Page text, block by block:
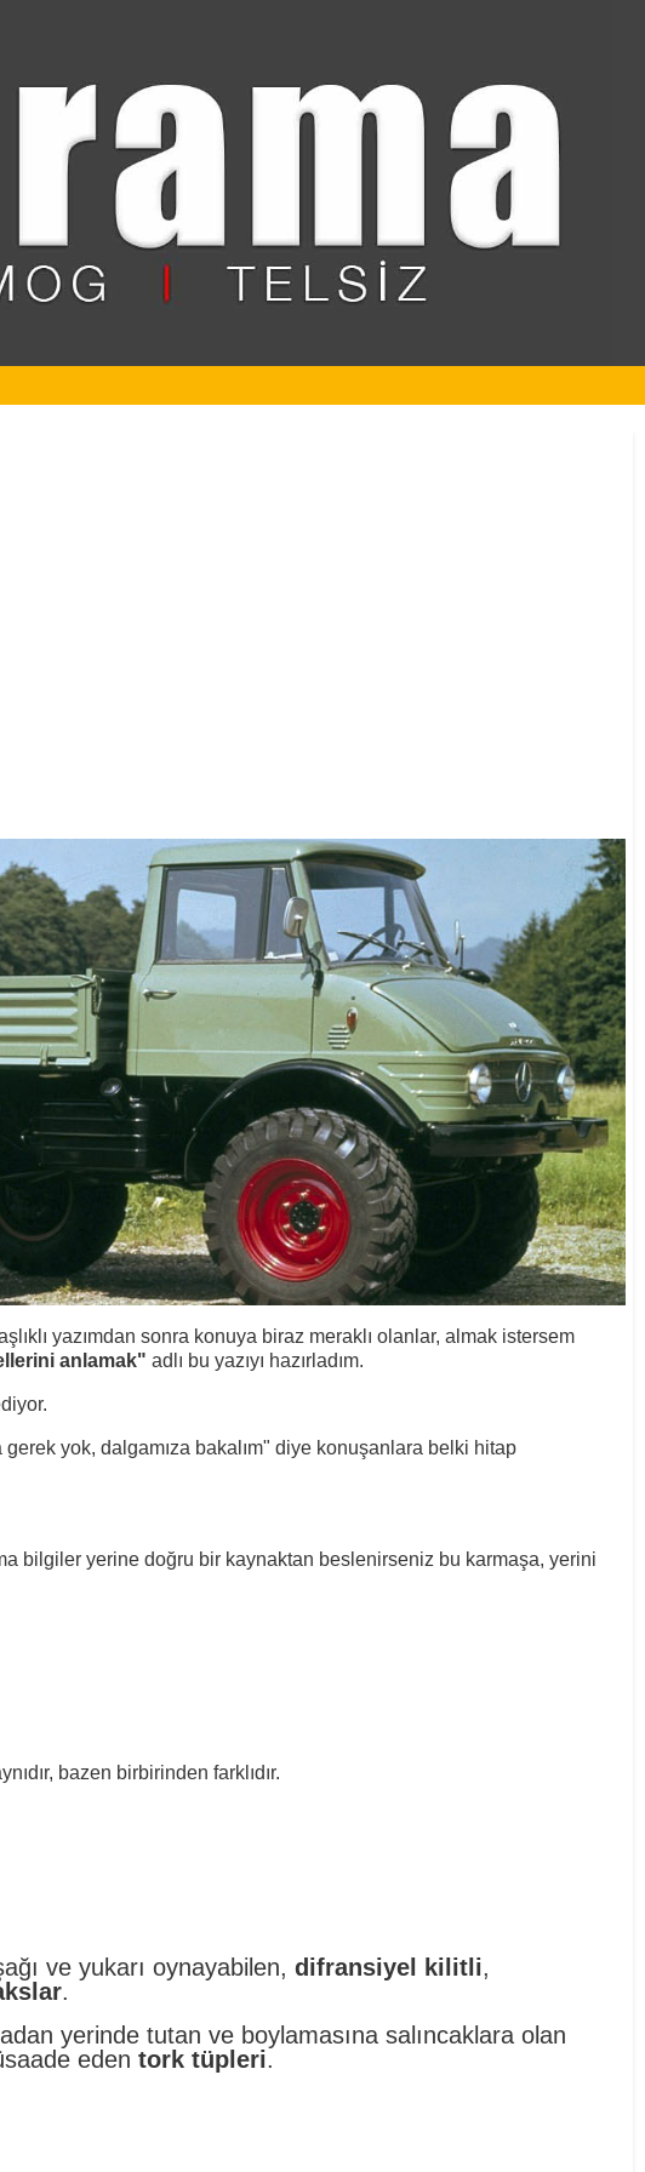
yazımdan sonra konuya biraz meraklı olanlar, almak istersem
anlamak" adlı bu yazıyı hazırladım.
yok, dalgamıza bakalım" diye konuşanlara belki hitap
bilgiler yerine doğru bir kaynaktan beslenirseniz bu karmaşa, yerini
bazen birbirinden farklıdır.
ve yukarı oynayabilen, difransiyel kilitli,
.
yerinde tutan ve boylamasına salıncaklara olan
eden tork tüpleri.